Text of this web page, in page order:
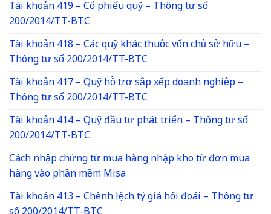
Tài khoản 419 – Cổ phiếu quỹ – Thông tư số
200/2014/TT-BTC
Tài khoản 418 – Các quỹ khác thuộc vốn chủ sở hữu –
Thông tư số 200/2014/TT-BTC
Tài khoản 417 – Quỹ hỗ trợ sắp xếp doanh nghiệp –
Thông tư số 200/2014/TT-BTC
Tài khoản 414 – Quỹ đầu tư phát triển – Thông tư số
200/2014/TT-BTC
Cách nhập chứng từ mua hàng nhập kho từ đơn mua
hàng vào phần mềm Misa
Tài khoản 413 – Chênh lệch tỷ giá hối đoái – Thông tư